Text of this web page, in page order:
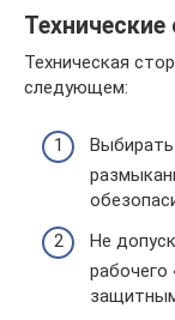
Техническая
следующем:
Не
рабочего